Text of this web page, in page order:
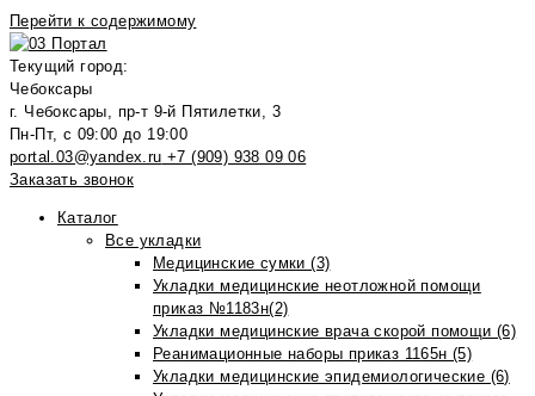
Перейти к содержимому
Текущий город:
Чебоксары
г. Чебоксары, пр-т 9-й Пятилетки, 3
Пн-Пт, с 09:00 до 19:00
portal.03@yandex.ru +7 (909) 938 09 06
Заказать звонок
Каталог
Все укладки
Медицинские сумки (3)
Укладки медицинские неотложной помощи
приказ №1183н(2)
Укладки медицинские врача скорой помощи (6)
Реанимационные наборы приказ 1165н (5)
Укладки медицинские эпидемиологические (6)